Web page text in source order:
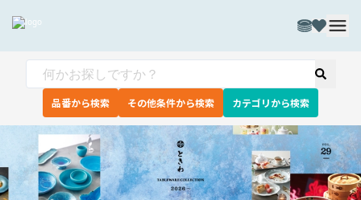
品番から検索 その他条件から検索 カテゴリから検索